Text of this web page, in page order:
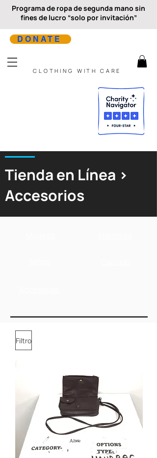
Programa de ropa de segunda mano sin
fines de lucro “solo por invitación”
CLOTHING WITH CARE
DONATE
Tienda en Línea >
Accesorios
Filtro